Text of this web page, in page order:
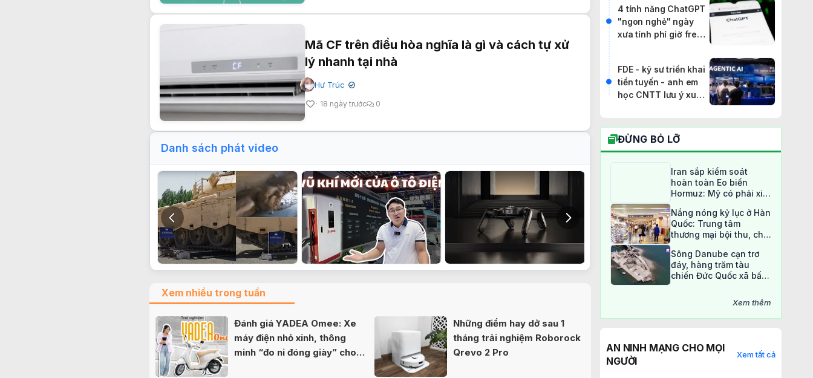
Mã CF trên điều hòa nghĩa là gì và cách tự xử
lý nhanh tại nhà
Hư Trúc ✔
18 ngày trước 0
Danh sách phát video
Xem nhiều trong tuần
Đánh giá YADEA Omee: Xe
máy điện nhỏ xinh, thông
minh “đo ni đóng giày” cho
Những điểm hay dở sau 1
tháng trải nghiệm Roborock
Qrevo 2 Pro
4 tính năng ChatGPT
"ngon nghẻ" ngày
xưa tính phí giờ free
FDE - kỹ sư triển khai
tiền tuyến - anh em
học CNTT lưu ý xu
ĐỪNG BỎ LỠ
Iran sắp kiểm soát
hoàn toàn Eo biển
Hormuz: Mỹ có phải xin
Nắng nóng kỷ lục ở Hàn
Quốc: Trung tâm
thương mại bội thu, chợ
Sông Danube cạn trơ
đáy, hàng trăm tàu
chiến Đức Quốc xã bất
Xem thêm
AN NINH MẠNG CHO MỌI
NGƯỜI
Xem tất cả